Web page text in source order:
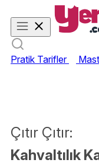
Pratik Tarifler
Çıtır Çıtır:
Kahvaltılık